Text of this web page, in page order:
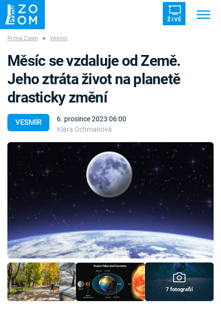
ŽIVĚ
ZÁHADY VETŘELCI DÁVNOVĚKU
Témata
Pořady
TV Program
Časopis
Sledujte prima+
Přihlášení
Prima Zoom ■ Vesmír
VESMÍR
6. prosince 2023 06:00
Klára Ochmanová
Měsíc se vzdaluje od Země.
Jeho ztráta život na planetě
drasticky změní
7 fotografií